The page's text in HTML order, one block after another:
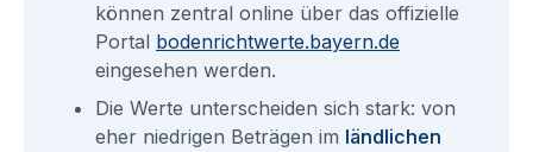
können zentral online über das offizielle
Portal bodenrichtwerte.bayern.de
eingesehen werden.
Die Werte unterscheiden sich stark: von
eher niedrigen Beträgen im ländlichen